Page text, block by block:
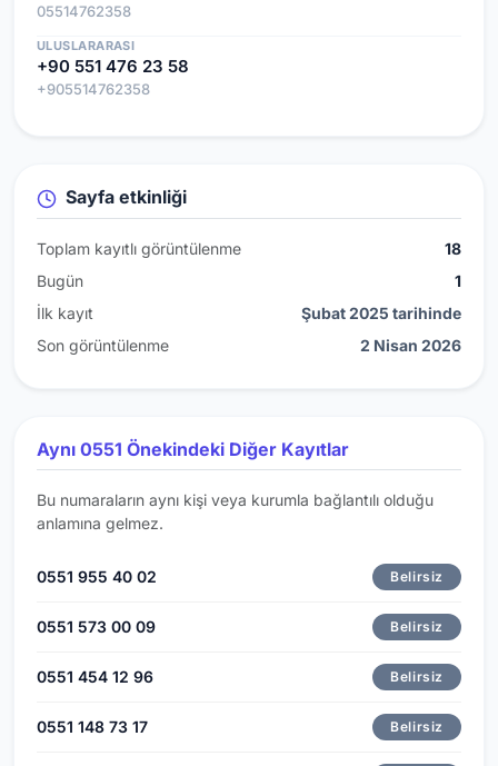
05514762358
ULUSLARARASI
+90 551 476 23 58
+905514762358
Sayfa etkinliği
Toplam kayıtlı görüntülenme
18
Bugün
1
İlk kayıt
Şubat 2025 tarihinde
Son görüntülenme
2 Nisan 2026
Aynı 0551 Önekindeki Diğer Kayıtlar
Bu numaraların aynı kişi veya kurumla bağlantılı olduğu
anlamına gelmez.
0551 955 40 02 Belirsiz
0551 573 00 09 Belirsiz
0551 454 12 96 Belirsiz
0551 148 73 17 Belirsiz